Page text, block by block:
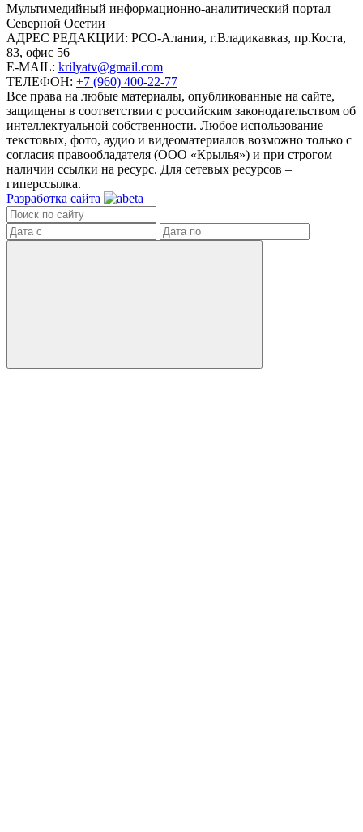
Mультимедийный информационно-аналитический портал
Северной Осетии
АДРЕС РЕДАКЦИИ: РСО-Алания, г.Владикавказ, пр.Коста,
83, офис 56
E-MAIL: krilyatv@gmail.com
ТЕЛЕФОН: +7 (960) 400-22-77
Все права на любые материалы, опубликованные на сайте,
защищены в соответствии с российским законодательством об
интеллектуальной собственности. Любое использование
текстовых, фото, аудио и видеоматериалов возможно только с
согласия правообладателя (ООО «Крылья») и при строгом
наличии ссылки на ресурс. Для сетевых ресурсов –
гиперссылка.
Разработка сайта